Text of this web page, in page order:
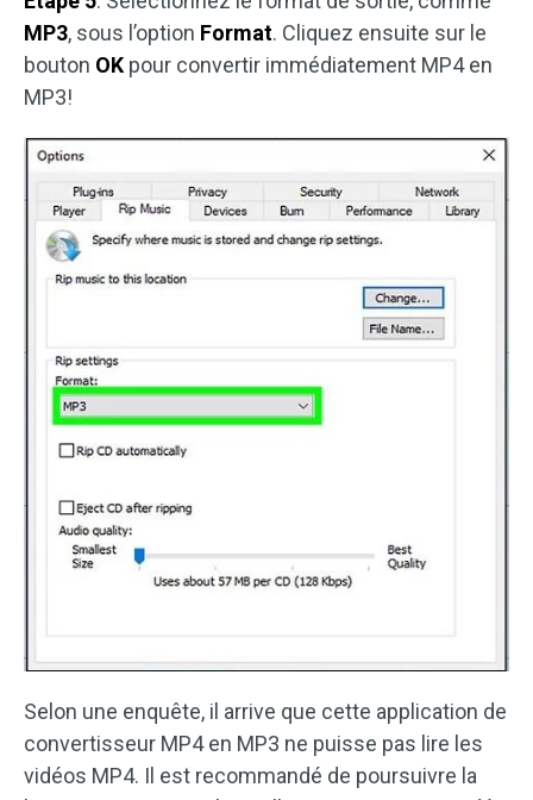
MP3, sous l’option Format. Cliquez ensuite sur le
bouton OK pour convertir immédiatement MP4 en
MP3!
Selon une enquête, il arrive que cette application de
convertisseur MP4 en MP3 ne puisse pas lire les
vidéos MP4. Il est recommandé de poursuivre la